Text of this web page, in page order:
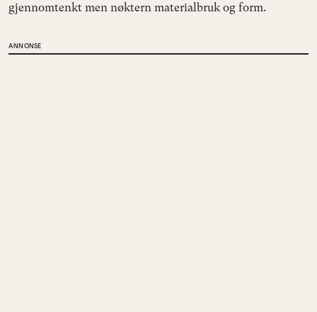
gjennomtenkt men nøktern materialbruk og form.
ANNONSE